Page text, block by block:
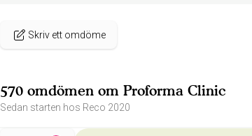
Skriv ett omdöme
570 omdömen om Proforma Clinic
Sedan starten hos Reco 2020